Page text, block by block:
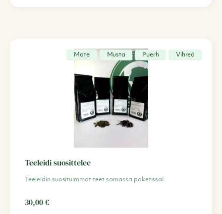
Mate Musta Puerh Vihreä
Teeleidi suosittelee
Teeleidin suosituimmat teet samassa paketissa!
30,00€